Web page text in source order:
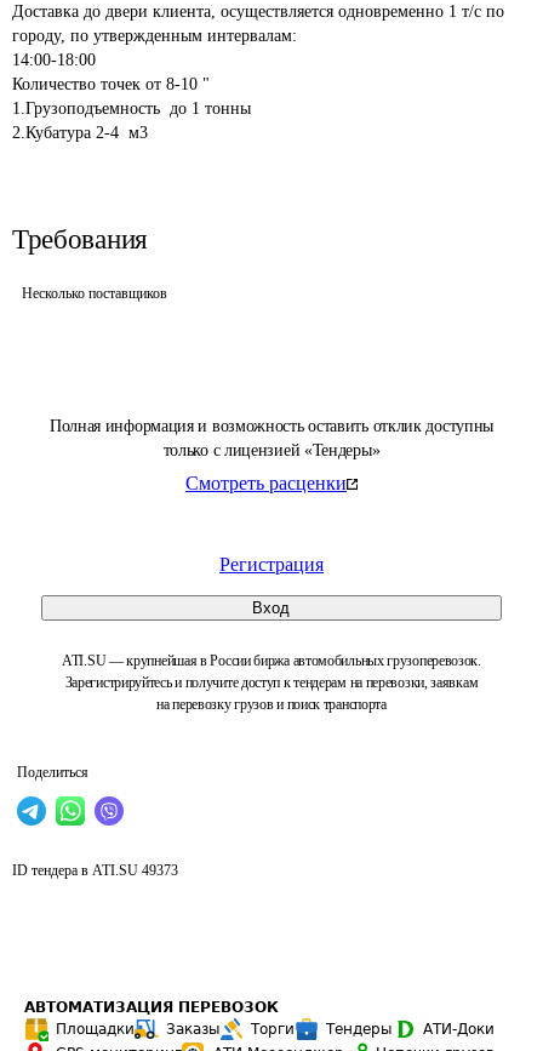
Полная информация и возможность оставить отклик доступны
только с лицензией «Тендеры»
Смотреть расценки
Регистрация
Вход
ATI.SU — крупнейшая в России биржа автомобильных грузоперевозок.
Зарегистрируйтесь и получите доступ к тендерам на перевозки, заявкам
на перевозку грузов и поиск транспорта
Поделиться
Доставка до двери клиента, осуществляется одновременно 1 т/с по
городу, по утвержденным интервалам:
14:00-18:00
Количество точек от 8-10 "
1.Грузоподъемность  до 1 тонны
Требования
Несколько поставщиков
ID тендера в ATI.SU 49373
АВТОМАТИЗАЦИЯ ПЕРЕВОЗОК
Площадки
Заказы Торги Тендеры
АТИ-Доки